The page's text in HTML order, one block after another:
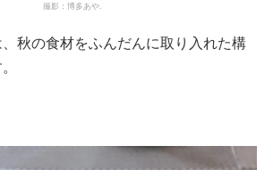
撮影：博多あや.
秋の食材をふんだんに取り入れた構